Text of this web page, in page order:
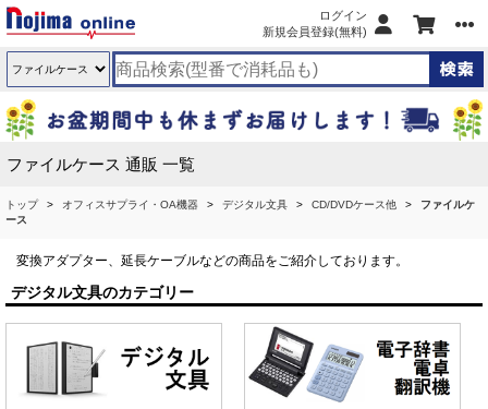
ログイン
新規会員登録(無料)
ファイルケース 通販 一覧
トップ オフィスサプライ・OA機器 デジタル文具 CD/DVDケース他
ファイルケ
ース
変換アダプター、延長ケーブルなどの商品をご紹介しております。
デジタル文具のカテゴリー